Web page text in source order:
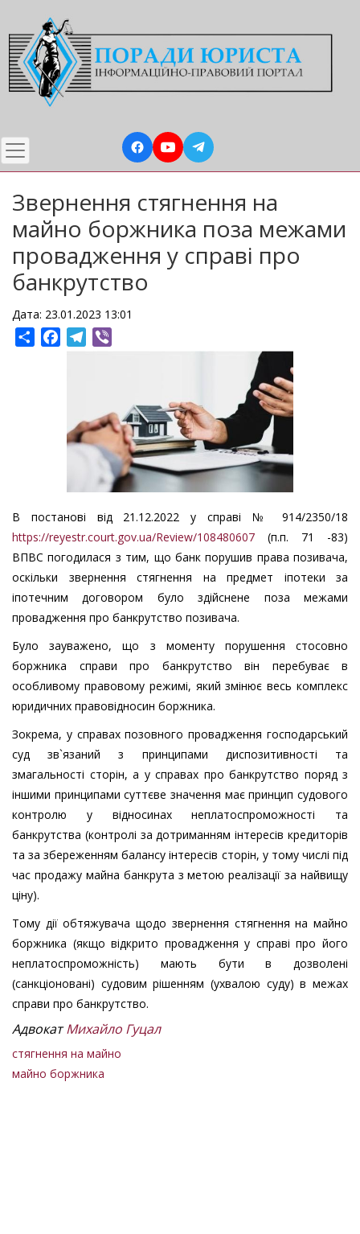
до
основного
вмісту
Звернення стягнення на
майно боржника поза межами
провадження у справі про
банкрутство
Дата: 23.01.2023 13:01
ShareFacebookTelegram
В постанові від 21.12.2022 у справі № 914/2350/18
https://reyestr.court.gov.ua/Review/108480607 (п.п. 71 -83)
ВПВС погодилася з тим, що банк порушив права позивача,
оскільки звернення стягнення на предмет іпотеки за
іпотечним договором було здійснене поза межами
провадження про банкрутство позивача.
Було зауважено, що з моменту порушення стосовно
боржника справи про банкрутство він перебуває в
особливому правовому режимі, який змінює весь комплекс
юридичних правовідносин боржника.
Зокрема, у справах позовного провадження господарський
суд зв`язаний з принципами диспозитивності та
змагальності сторін, а у справах про банкрутство поряд з
іншими принципами суттєве значення має принцип судового
контролю у відносинах неплатоспроможності та
банкрутства (контролі за дотриманням інтересів кредиторів
та за збереженням балансу інтересів сторін, у тому числі під
час продажу майна банкрута з метою реалізації за найвищу
ціну).
Тому дії обтяжувача щодо звернення стягнення на майно
боржника (якщо відкрито провадження у справі про його
неплатоспроможність) мають бути в дозволені
(санкціоновані) судовим рішенням (ухвалою суду) в межах
справи про банкрутство.
АдвокатМихайло Гуцал
стягнення на майно
майно боржника